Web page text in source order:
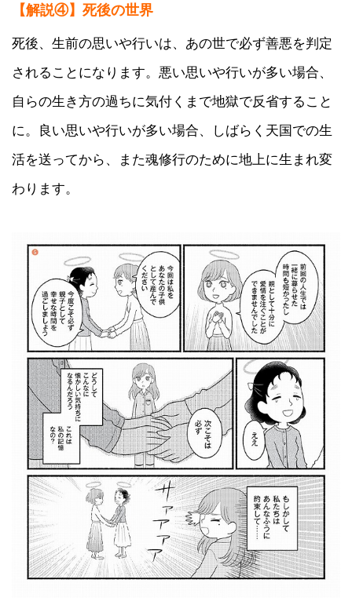
【解説④】 死後の世界
死後、生前の思いや行いは、あの世で必ず善悪を判定
されることになります。悪い思いや行いが多い場合、
自らの生き方の過ちに気付くまで地獄で反省すること
に。良い思いや行いが多い場合、しばらく天国での生
活を送ってから、また魂修行のために地上に生まれ変
わります。